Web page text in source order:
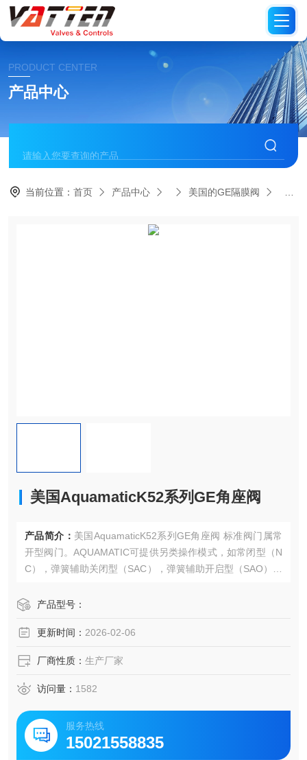
PRODUCT CENTER
产品中心
当前位置：首页 产品中心 美国的GE隔膜阀
美国AquamaticK52系列GE角座阀
产品简介： 美国AquamaticK52系列GE角座阀 标准阀门属常
开型阀门。AQUAMATIC可提供另类操作模式，如常闭型（N
C），弹簧辅助关闭型（SAC），弹簧辅助开启型（SAO）流
作需求。
产品型号：
更新时间： 2026-02-06
厂商性质： 生产厂家
访问量： 1582
服务热线
15021558835